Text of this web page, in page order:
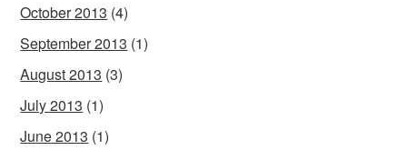
October 2013 (4)
September 2013 (1)
August 2013 (3)
July 2013 (1)
June 2013 (1)